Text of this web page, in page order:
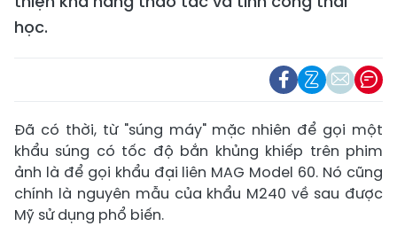
học.
Đã có thời, từ "súng máy" mặc nhiên để gọi một
khẩu súng có tốc độ bắn khủng khiếp trên phim
ảnh là để gọi khẩu đại liên MAG Model 60. Nó cũng
chính là nguyên mẫu của khẩu M240 về sau được
Mỹ sử dụng phổ biến.